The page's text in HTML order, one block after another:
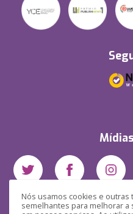
Nós usamos cookies e outras
semelhantes para melhorar a